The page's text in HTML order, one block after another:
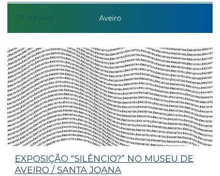
19 outubro Aveiro
EXPOSIÇÃO “SILÊNCIO?” NO MUSEU DE
AVEIRO / SANTA JOANA